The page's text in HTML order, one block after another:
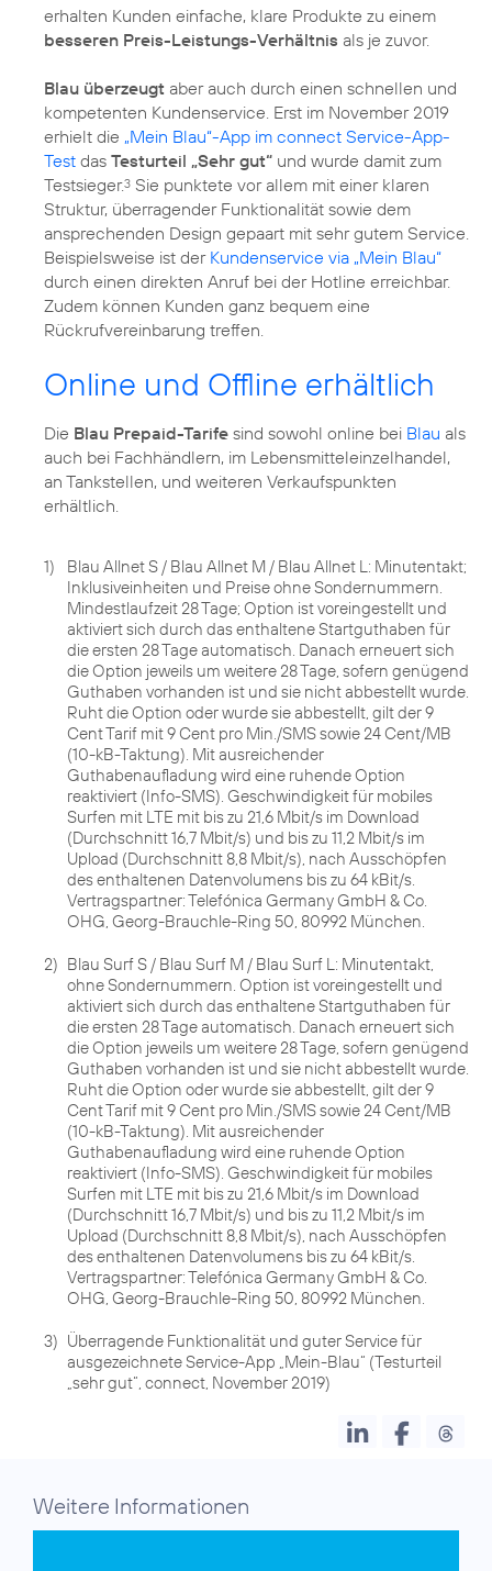
erhalten Kunden einfache, klare Produkte zu einem
besseren Preis-Leistungs-Verhältnis als je zuvor.
Blau überzeugt aber auch durch einen schnellen und
kompetenten Kundenservice. Erst im November 2019
erhielt die „Mein Blau“-App im connect Service-App-
Test das Testurteil „Sehr gut“ und wurde damit zum
Testsieger.3 Sie punktete vor allem mit einer klaren
Struktur, überragender Funktionalität sowie dem
ansprechenden Design gepaart mit sehr gutem Service.
Beispielsweise ist der Kundenservice via „Mein Blau“
durch einen direkten Anruf bei der Hotline erreichbar.
Zudem können Kunden ganz bequem eine
Rückrufvereinbarung treffen.
Online und Offline erhältlich
Die Blau Prepaid-Tarife sind sowohl online bei Blau als
auch bei Fachhändlern, im Lebensmitteleinzelhandel,
an Tankstellen, und weiteren Verkaufspunkten
erhältlich.
1)
Blau Allnet S / Blau Allnet M / Blau Allnet L: Minutentakt;
Inklusiveinheiten und Preise ohne Sondernummern.
Mindestlaufzeit 28 Tage; Option ist voreingestellt und
aktiviert sich durch das enthaltene Startguthaben für
die ersten 28 Tage automatisch. Danach erneuert sich
die Option jeweils um weitere 28 Tage, sofern genügend
Guthaben vorhanden ist und sie nicht abbestellt wurde.
Ruht die Option oder wurde sie abbestellt, gilt der 9
Cent Tarif mit 9 Cent pro Min./SMS sowie 24 Cent/MB
(10-kB-Taktung). Mit ausreichender
Guthabenaufladung wird eine ruhende Option
reaktiviert (Info-SMS). Geschwindigkeit für mobiles
Surfen mit LTE mit bis zu 21,6 Mbit/s im Download
(Durchschnitt 16,7 Mbit/s) und bis zu 11,2 Mbit/s im
Upload (Durchschnitt 8,8 Mbit/s), nach Ausschöpfen
des enthaltenen Datenvolumens bis zu 64 kBit/s.
Vertragspartner: Telefónica Germany GmbH & Co.
OHG, Georg-Brauchle-Ring 50, 80992 München.
2) Blau Surf S / Blau Surf M / Blau Surf L: Minutentakt,
ohne Sondernummern. Option ist voreingestellt und
aktiviert sich durch das enthaltene Startguthaben für
die ersten 28 Tage automatisch. Danach erneuert sich
die Option jeweils um weitere 28 Tage, sofern genügend
Guthaben vorhanden ist und sie nicht abbestellt wurde.
Ruht die Option oder wurde sie abbestellt, gilt der 9
Cent Tarif mit 9 Cent pro Min./SMS sowie 24 Cent/MB
(10-kB-Taktung). Mit ausreichender
Guthabenaufladung wird eine ruhende Option
reaktiviert (Info-SMS). Geschwindigkeit für mobiles
Surfen mit LTE mit bis zu 21,6 Mbit/s im Download
(Durchschnitt 16,7 Mbit/s) und bis zu 11,2 Mbit/s im
Upload (Durchschnitt 8,8 Mbit/s), nach Ausschöpfen
des enthaltenen Datenvolumens bis zu 64 kBit/s.
Vertragspartner: Telefónica Germany GmbH & Co.
OHG, Georg-Brauchle-Ring 50, 80992 München.
3) Überragende Funktionalität und guter Service für
ausgezeichnete Service-App „Mein-Blau“ (Testurteil
Weitere Informationen